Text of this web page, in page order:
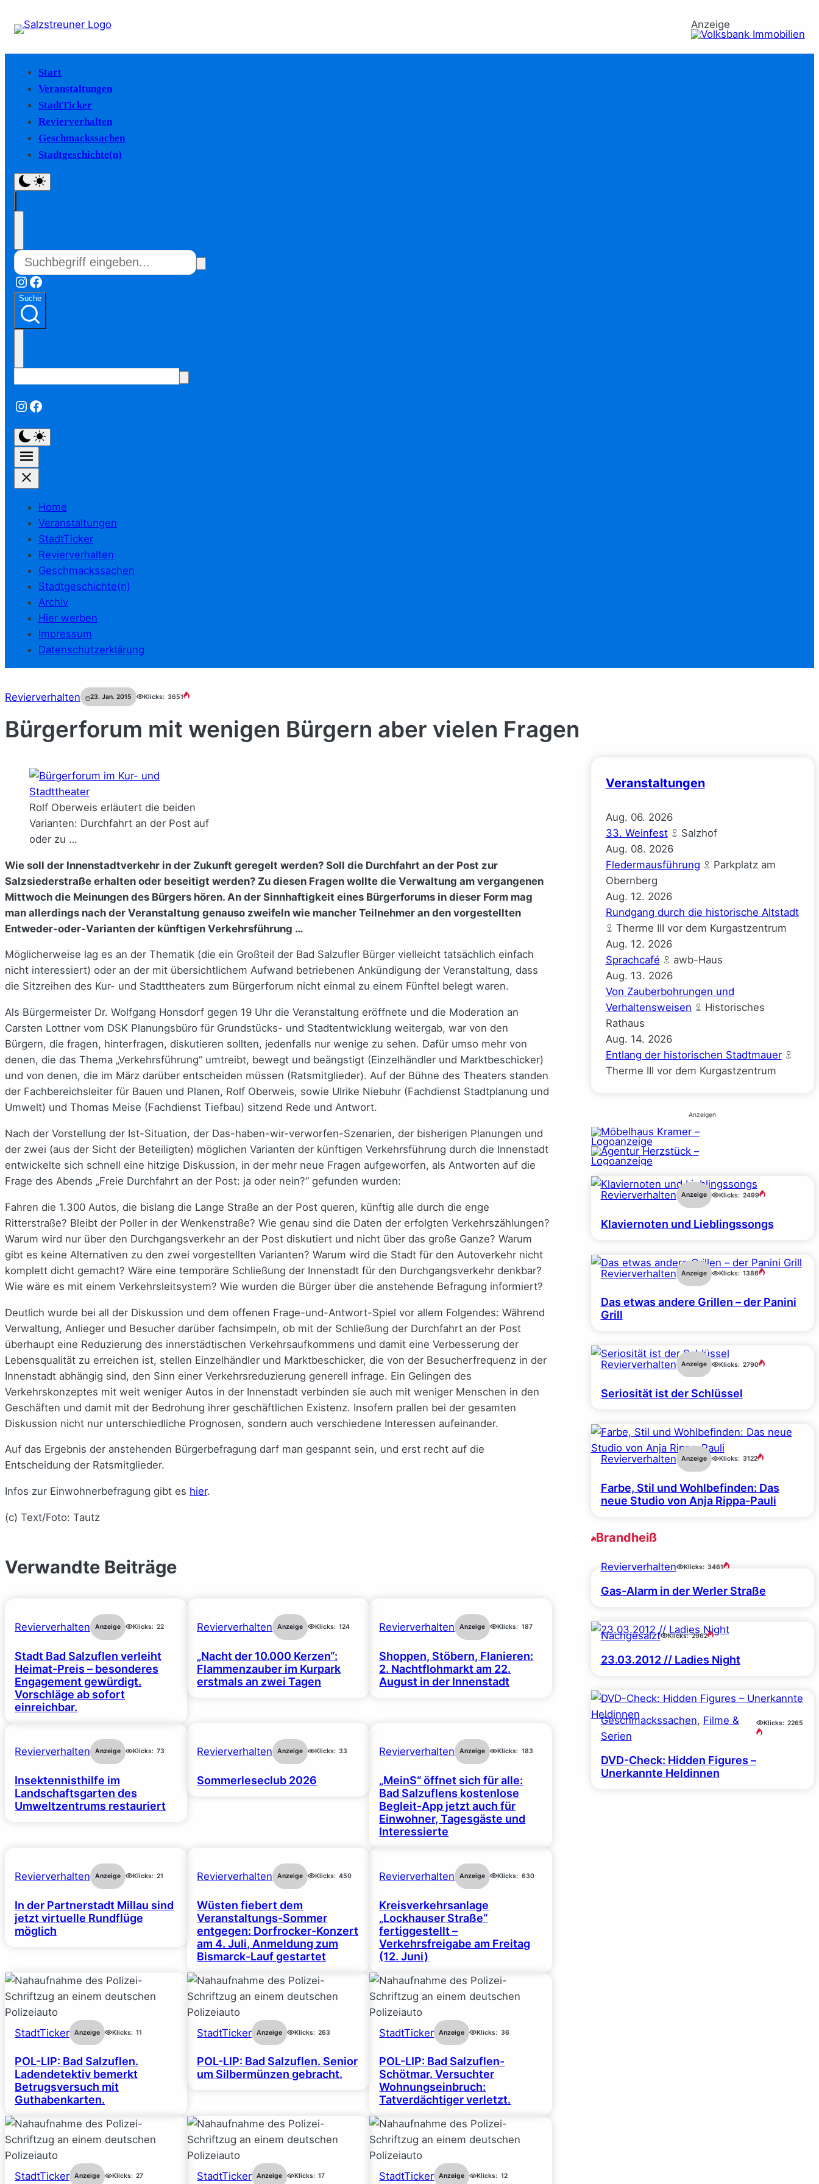
Anzeige
Start
Veranstaltungen
StadtTicker
Revierverhalten
Geschmackssachen
Stadtgeschichte(n)
Instagram
Facebook
Suche
Instagram
Facebook
Home
Veranstaltungen
StadtTicker
Revierverhalten
Geschmackssachen
Stadtgeschichte(n)
Archiv
Hier werben
Impressum
Datenschutzerklärung
Revierverhalten 23. Jan. 2015 Klicks: 3651
Bürgerforum mit wenigen Bürgern aber vielen Fragen
Rolf Oberweis erläutert die beiden
Varianten: Durchfahrt an der Post auf
oder zu …
Wie soll der Innenstadtverkehr in der Zukunft geregelt werden? Soll die Durchfahrt an der Post zur
Salzsiederstraße erhalten oder beseitigt werden? Zu diesen Fragen wollte die Verwaltung am vergangenen
Mittwoch die Meinungen des Bürgers hören. An der Sinnhaftigkeit eines Bürgerforums in dieser Form mag
man allerdings nach der Veranstaltung genauso zweifeln wie mancher Teilnehmer an den vorgestellten
Entweder-oder-Varianten der künftigen Verkehrsführung …
Möglicherweise lag es an der Thematik (die ein Großteil der Bad Salzufler Bürger vielleicht tatsächlich einfach
nicht interessiert) oder an der mit übersichtlichem Aufwand betriebenen Ankündigung der Veranstaltung, dass
die Sitzreihen des Kur- und Stadttheaters zum Bürgerforum nicht einmal zu einem Fünftel belegt waren.
Als Bürgermeister Dr. Wolfgang Honsdorf gegen 19 Uhr die Veranstaltung eröffnete und die Moderation an
Carsten Lottner vom DSK Planungsbüro für Grundstücks- und Stadtentwicklung weitergab, war von den
Bürgern, die fragen, hinterfragen, diskutieren sollten, jedenfalls nur wenige zu sehen. Dafür umso mehr von
denen, die das Thema „Verkehrsführung“ umtreibt, bewegt und beängstigt (Einzelhändler und Marktbeschicker)
und von denen, die im März darüber entscheiden müssen (Ratsmitglieder). Auf der Bühne des Theaters standen
der Fachbereichsleiter für Bauen und Planen, Rolf Oberweis, sowie Ulrike Niebuhr (Fachdienst Stadtplanung und
Umwelt) und Thomas Meise (Fachdienst Tiefbau) sitzend Rede und Antwort.
Nach der Vorstellung der Ist-Situation, der Das-haben-wir-verworfen-Szenarien, der bisherigen Planungen und
der zwei (aus der Sicht der Beteiligten) möglichen Varianten der künftigen Verkehrsführung durch die Innenstadt
entwickelte sich schnell eine hitzige Diskussion, in der mehr neue Fragen aufgeworfen, als Antworten auf die
Frage des Abends „Freie Durchfahrt an der Post: ja oder nein?“ gefunden wurden:
Fahren die 1.300 Autos, die bislang die Lange Straße an der Post queren, künftig alle durch die enge
Ritterstraße? Bleibt der Poller in der Wenkenstraße? Wie genau sind die Daten der erfolgten Verkehrszählungen?
Warum wird nur über den Durchgangsverkehr an der Post diskutiert und nicht über das große Ganze? Warum
gibt es keine Alternativen zu den zwei vorgestellten Varianten? Warum wird die Stadt für den Autoverkehr nicht
komplett dicht gemacht? Wäre eine temporäre Schließung der Innenstadt für den Durchgangsverkehr denkbar?
Wie wäre es mit einem Verkehrsleitsystem? Wie wurden die Bürger über die anstehende Befragung informiert?
Deutlich wurde bei all der Diskussion und dem offenen Frage-und-Antwort-Spiel vor allem Folgendes: Während
Verwaltung, Anlieger und Besucher darüber fachsimpeln, ob mit der Schließung der Durchfahrt an der Post
überhaupt eine Reduzierung des innerstädtischen Verkehrsaufkommens und damit eine Verbesserung der
Lebensqualität zu erreichen ist, stellen Einzelhändler und Marktbeschicker, die von der Besucherfrequenz in der
Innenstadt abhängig sind, den Sinn einer Verkehrsreduzierung generell infrage. Ein Gelingen des
Verkehrskonzeptes mit weit weniger Autos in der Innenstadt verbinden sie auch mit weniger Menschen in den
Geschäften und damit mit der Bedrohung ihrer geschäftlichen Existenz. Insofern prallen bei der gesamten
Diskussion nicht nur unterschiedliche Prognosen, sondern auch verschiedene Interessen aufeinander.
Auf das Ergebnis der anstehenden Bürgerbefragung darf man gespannt sein, und erst recht auf die
Entscheidung der Ratsmitglieder.
Infos zur Einwohnerbefragung gibt es hier.
(c) Text/Foto: Tautz
Verwandte Beiträge
Revierverhalten Anzeige Klicks: 22
Stadt Bad Salzuflen verleiht
Heimat-Preis – besonderes
Engagement gewürdigt.
Vorschläge ab sofort
einreichbar.
Revierverhalten Anzeige Klicks: 124
„Nacht der 10.000 Kerzen“:
Flammenzauber im Kurpark
erstmals an zwei Tagen
Revierverhalten Anzeige Klicks: 187
Shoppen, Stöbern, Flanieren:
2. Nachtflohmarkt am 22.
August in der Innenstadt
Revierverhalten Anzeige Klicks: 73
Insektennisthilfe im
Landschaftsgarten des
Umweltzentrums restauriert
Revierverhalten Anzeige Klicks: 33
Sommerleseclub 2026
Revierverhalten Anzeige Klicks: 183
„MeinS“ öffnet sich für alle:
Bad Salzuflens kostenlose
Begleit-App jetzt auch für
Einwohner, Tagesgäste und
Interessierte
Revierverhalten Anzeige Klicks: 21
In der Partnerstadt Millau sind
jetzt virtuelle Rundflüge
möglich
Revierverhalten Anzeige Klicks: 450
Wüsten fiebert dem
Veranstaltungs-Sommer
entgegen: Dorfrocker-Konzert
am 4. Juli, Anmeldung zum
Bismarck-Lauf gestartet
Revierverhalten Anzeige Klicks: 630
Kreisverkehrsanlage
„Lockhauser Straße“
fertiggestellt –
Verkehrsfreigabe am Freitag
(12. Juni)
StadtTicker Anzeige Klicks: 11
POL-LIP: Bad Salzuflen.
Ladendetektiv bemerkt
Betrugsversuch mit
Guthabenkarten.
StadtTicker Anzeige Klicks: 263
POL-LIP: Bad Salzuflen. Senior
um Silbermünzen gebracht.
StadtTicker Anzeige Klicks: 36
POL-LIP: Bad Salzuflen-
Schötmar. Versuchter
Wohnungseinbruch:
Tatverdächtiger verletzt.
StadtTicker Anzeige Klicks: 27 StadtTicker Anzeige Klicks: 17 StadtTicker Anzeige Klicks: 12
Veranstaltungen
Aug. 06. 2026
33. Weinfest
Salzhof
Aug. 08. 2026
Fledermausführung
Parkplatz am
Obernberg
Aug. 12. 2026
Rundgang durch die historische Altstadt
Therme III vor dem Kurgastzentrum
Aug. 12. 2026
Sprachcafé
awb-Haus
Aug. 13. 2026
Von Zauberbohrungen und
Verhaltensweisen
Historisches
Rathaus
Aug. 14. 2026
Entlang der historischen Stadtmauer
Therme III vor dem Kurgastzentrum
Anzeigen
Revierverhalten Anzeige Klicks: 2499
Klaviernoten und Lieblingssongs
Revierverhalten Anzeige Klicks: 1386
Das etwas andere Grillen – der Panini
Grill
Revierverhalten Anzeige Klicks: 2790
Seriosität ist der Schlüssel
Revierverhalten Anzeige Klicks: 3122
Farbe, Stil und Wohlbefinden: Das
neue Studio von Anja Rippa-Pauli
Brandheiß
Revierverhalten Klicks: 3461
Gas-Alarm in der Werler Straße
Nachgesalzt Klicks: 2962
23.03.2012 // Ladies Night
Geschmackssachen, Filme &
Serien
Klicks: 2265
DVD-Check: Hidden Figures –
Unerkannte Heldinnen